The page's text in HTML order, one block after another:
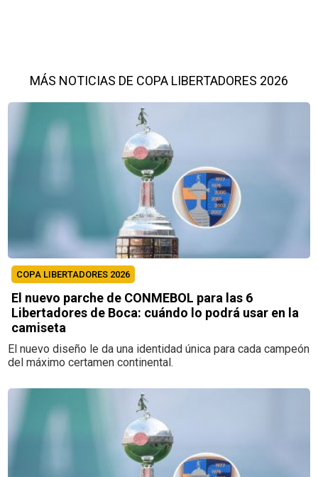
MÁS NOTICIAS DE COPA LIBERTADORES 2026
COPA LIBERTADORES 2026
El nuevo parche de CONMEBOL para las 6
Libertadores de Boca: cuándo lo podrá usar en la
camiseta
El nuevo diseño le da una identidad única para cada campeón
del máximo certamen continental.